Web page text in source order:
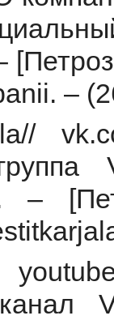
–
–